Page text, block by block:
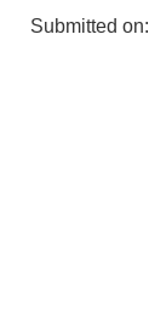
Submitted on: